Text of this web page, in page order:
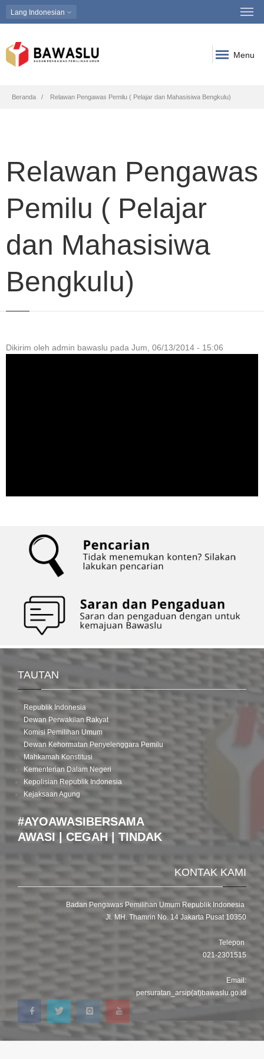
Lang Indonesian
Menu
Breadcrumb
Beranda Relawan Pengawas Pemilu ( Pelajar dan Mahasisiwa Bengkulu)
Relawan Pengawas
Pemilu ( Pelajar
dan Mahasisiwa
Bengkulu)
Dikirim oleh admin bawaslu pada Jum, 06/13/2014 - 15:06
TAUTAN
Republik Indonesia
Dewan Perwakilan Rakyat
Komisi Pemilihan Umum
Dewan Kehormatan Penyelenggara Pemilu
Mahkamah Konstitusi
Kementerian Dalam Negeri
Kepolisian Republik Indonesia
Kejaksaan Agung
#AYOAWASIBERSAMA
AWASI | CEGAH | TINDAK
KONTAK KAMI
Badan Pengawas Pemilihan Umum Republik Indonesia
Jl. MH. Thamrin No. 14 Jakarta Pusat 10350
Telepon
021-2301515
Email:
persuratan_arsip(at)bawaslu.go.id